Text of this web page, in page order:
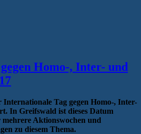
Homo-, Inter- und
Tag gegen Homo-, Inter-
In Greifswald ist dieses Datum
Aktionswochen und
zu diesem Thema.